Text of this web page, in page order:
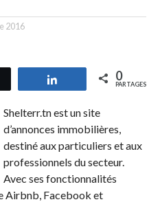
2016
Partagez 0
PARTAGES
Shelterr.tn est un site
d’annonces immobilières,
destiné aux particuliers et aux
professionnels du secteur.
Avec ses fonctionnalités
Airbnb, Facebook et